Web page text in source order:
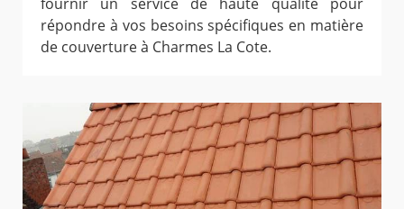
répondre à vos besoins spécifiques en matière
de couverture à Charmes La Cote.